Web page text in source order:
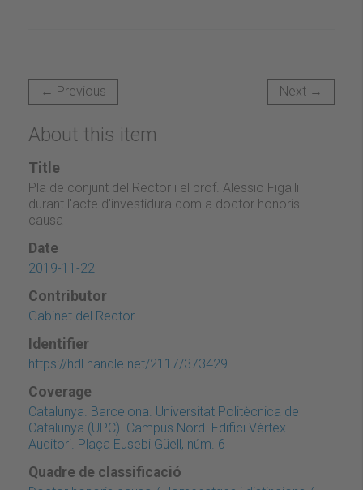
← Previous Next →
About this item
Title
Pla de conjunt del Rector i el prof. Alessio Figalli
durant l'acte d'investidura com a doctor honoris
causa
Date
2019-11-22
Contributor
Gabinet del Rector
Identifier
https://hdl.handle.net/2117/373429
Coverage
Catalunya. Barcelona. Universitat Politècnica de
Catalunya (UPC). Campus Nord. Edifici Vèrtex.
Auditori. Plaça Eusebi Güell, núm. 6
Quadre de classificació